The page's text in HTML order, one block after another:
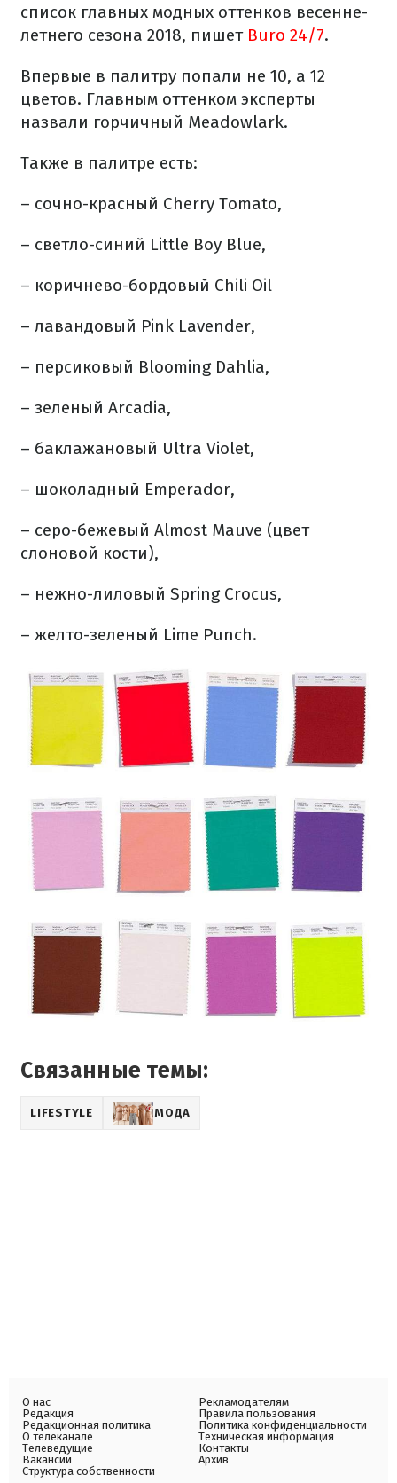
список главных модных оттенков весенне-
летнего сезона 2018, пишет Buro 24/7.
Впервые в палитру попали не 10, а 12
цветов. Главным оттенком эксперты
назвали горчичный Meadowlark.
Также в палитре есть:
– сочно-красный Cherry Tomato,
– светло-синий Little Boy Blue,
– коричнево-бордовый Chili Oil
– лавандовый Pink Lavender,
– персиковый Blooming Dahlia,
– зеленый Arcadia,
– баклажановый Ultra Violet,
– шоколадный Emperador,
– серо-бежевый Almost Mauve (цвет
слоновой кости),
– нежно-лиловый Spring Crocus,
– желто-зеленый Lime Punch.
Связанные темы:
LIFESTYLE МОДА
О нас
Редакция
Редакционная политика
О телеканале
Телеведущие
Вакансии
Структура собственности
Рекламодателям
Правила пользования
Политика конфиденциальности
Техническая информация
Контакты
Архив